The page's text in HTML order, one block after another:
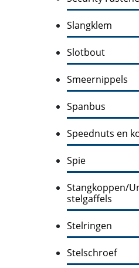
Slangklem
Slotbout
Smeernippels
Spanbus
Speednuts en
Spie
Stangkoppen/
stelgaffels
Stelringen
Stelschroef